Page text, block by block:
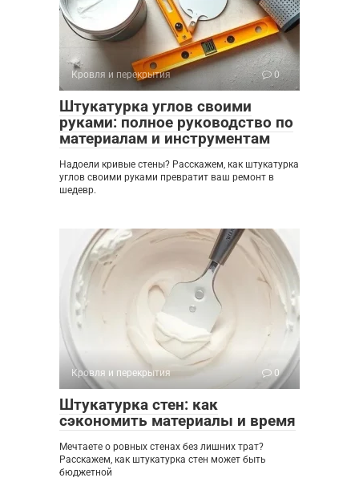
Кровля и перекрытия 0
Штукатурка углов своими
руками: полное руководство по
материалам и инструментам
Надоели кривые стены? Расскажем, как штукатурка
углов своими руками превратит ваш ремонт в
шедевр.
Кровля и перекрытия 0
Штукатурка стен: как
сэкономить материалы и время
Мечтаете о ровных стенах без лишних трат?
Расскажем, как штукатурка стен может быть
бюджетной